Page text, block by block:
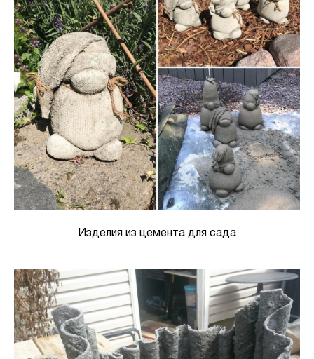
Изделия из цемента для сада